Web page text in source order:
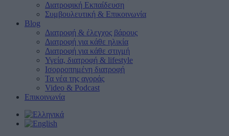
Διατροφική Εκπαίδευση
Συμβουλευτική & Επικοινωνία
Blog
Διατροφή & έλεγχος βάρους
Διατροφή για κάθε ηλικία
Διατροφή για κάθε στιγμή
Υγεία, διατροφή & lifestyle
Ισορροπημένη διατροφή
Τα νέα της αγοράς
Video & Podcast
Επικοινωνία